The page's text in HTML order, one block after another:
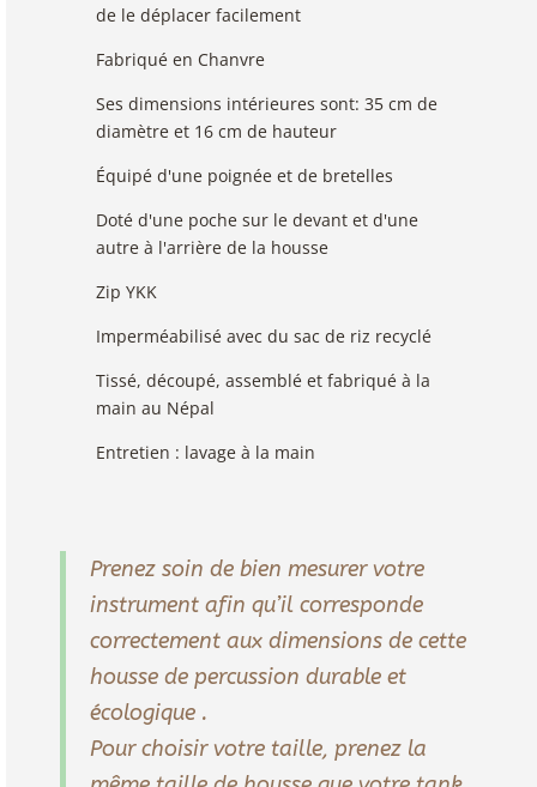
de le déplacer facilement
Fabriqué en Chanvre
Ses dimensions intérieures sont: 35 cm de
diamètre et 16 cm de hauteur
Équipé d'une poignée et de bretelles
Doté d'une poche sur le devant et d'une
autre à l'arrière de la housse
Zip YKK
Imperméabilisé avec du sac de riz recyclé
Tissé, découpé, assemblé et fabriqué à la
main au Népal
Entretien : lavage à la main
Prenez soin de bien mesurer votre
instrument afin qu’il corresponde
correctement aux dimensions de cette
housse de percussion durable et
écologique .
Pour choisir votre taille, prenez la